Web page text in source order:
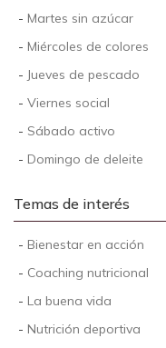
- Martes sin azúcar
- Miércoles de colores
- Jueves de pescado
- Viernes social
- Sábado activo
- Domingo de deleite
Temas de interés
- Bienestar en acción
- Coaching nutricional
- La buena vida
- Nutrición deportiva